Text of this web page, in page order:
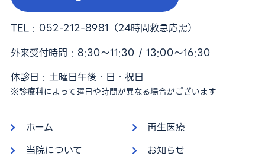
TEL : 052-212-8981 （24時間救急応需）
外来受付時間 : 8:30〜11:30 / 13:00〜16:30
休診日 : 土曜日午後・日・祝日
※診療科によって曜日や時間が異なる場合がございます
ホーム
当院について
再生医療
お知らせ